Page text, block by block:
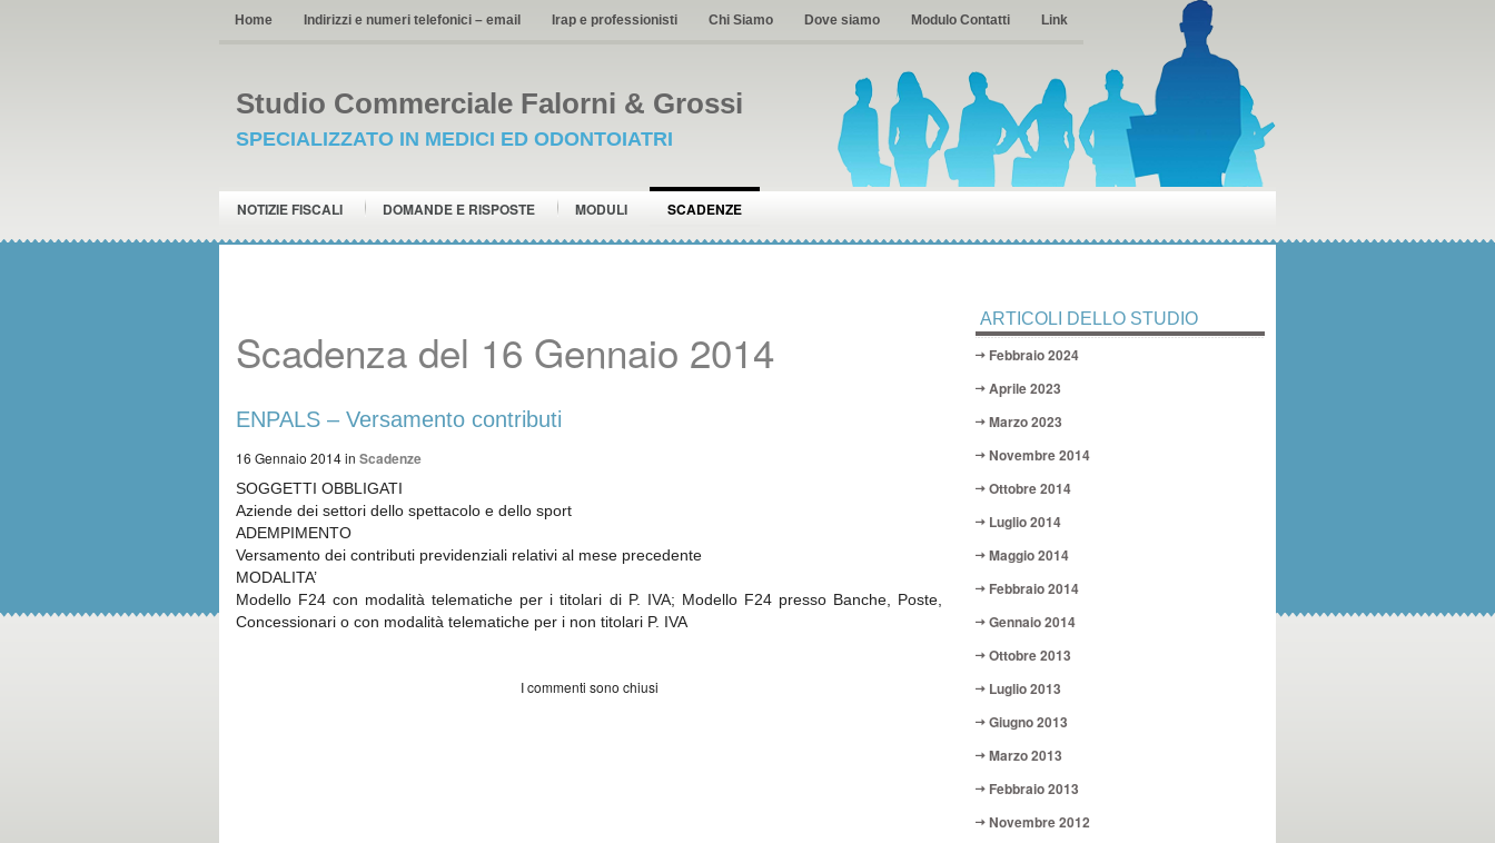
Home Indirizzi e numeri telefonici – email Irap e professionisti Chi Siamo Dove siamo Modulo Contatti Link
Studio Commerciale Falorni & Grossi
SPECIALIZZATO IN MEDICI ED ODONTOIATRI
NOTIZIE FISCALI DOMANDE E RISPOSTE MODULI SCADENZE
Scadenza del 16 Gennaio 2014
ENPALS – Versamento contributi
16 Gennaio 2014in Scadenze
SOGGETTI OBBLIGATI
Aziende dei settori dello spettacolo e dello sport
ADEMPIMENTO
Versamento dei contributi previdenziali relativi al mese precedente
MODALITA’
Modello F24 con modalità telematiche per i titolari di P. IVA; Modello F24 presso Banche, Poste,
Concessionari o con modalità telematiche per i non titolari P. IVA
I commenti sono chiusi
ARTICOLI DELLO STUDIO
Febbraio 2024
Aprile 2023
Marzo 2023
Novembre 2014
Ottobre 2014
Luglio 2014
Maggio 2014
Febbraio 2014
Gennaio 2014
Ottobre 2013
Luglio 2013
Giugno 2013
Marzo 2013
Febbraio 2013
Novembre 2012